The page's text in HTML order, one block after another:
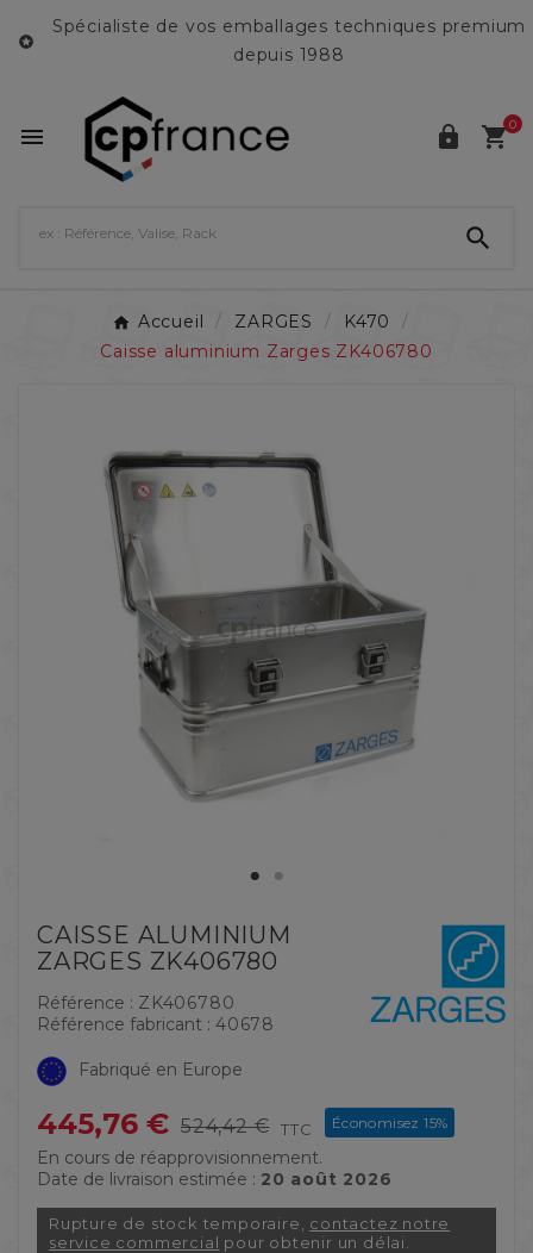

Spécialiste de vos emballages techniques premium
depuis 1988
  0

Accueil ZARGES
K470
Caisse aluminium Zarges ZK406780
CAISSE ALUMINIUM
ZARGES ZK406780
Référence : ZK406780
Référence fabricant : 40678
Fabriqué en Europe
445,76 € 524,42 € TTC Économisez 15%
En cours de réapprovisionnement.
Date de livraison estimée : 20 août 2026
Rupture de stock temporaire, contactez notre
service commercial pour obtenir un délai.